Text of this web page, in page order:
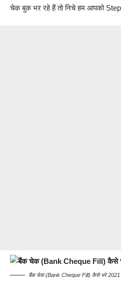
चेक बुक भर रहे हैं तो निचे हम आपको
बैंक चेक (Bank Cheque Fill) कैसे भरे 2021